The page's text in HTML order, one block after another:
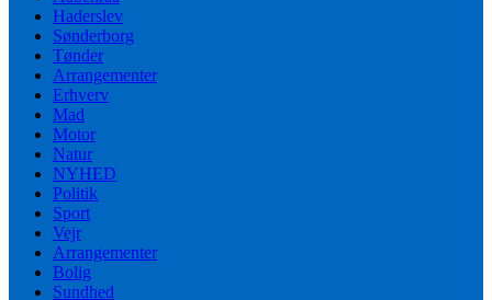
Haderslev
Sønderborg
Tønder
Arrangementer
Erhverv
Mad
Motor
Natur
NYHED
Politik
Sport
Vejr
Arrangementer
Bolig
Sundhed